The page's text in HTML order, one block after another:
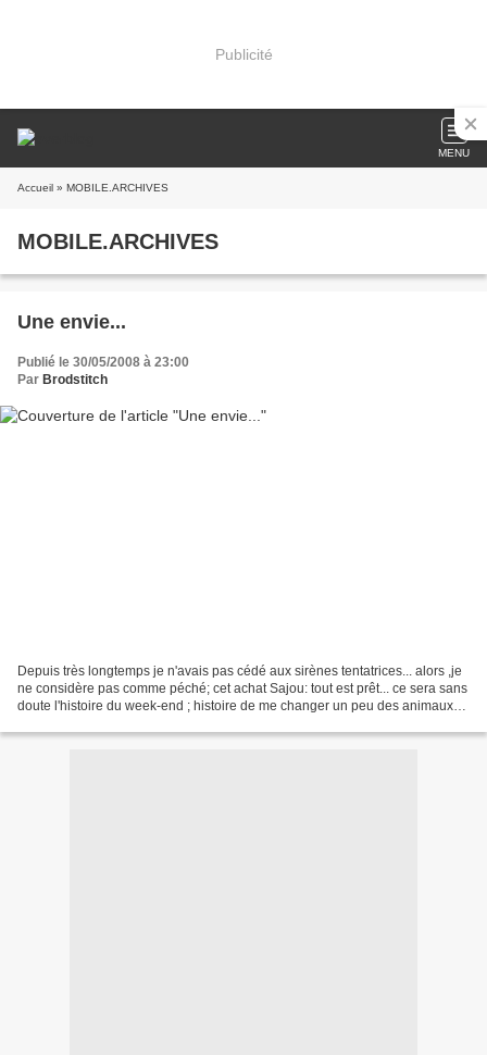
Publicité
MENU
Accueil » MOBILE.ARCHIVES
MOBILE.ARCHIVES
Une envie...
Publié le 30/05/2008 à 23:00
Par Brodstitch
Depuis très longtemps je n'avais pas cédé aux sirènes tentatrices... alors ,je
ne considère pas comme péché; cet achat Sajou: tout est prêt... ce sera sans
doute l'histoire du week-end ; histoire de me changer un peu des animaux